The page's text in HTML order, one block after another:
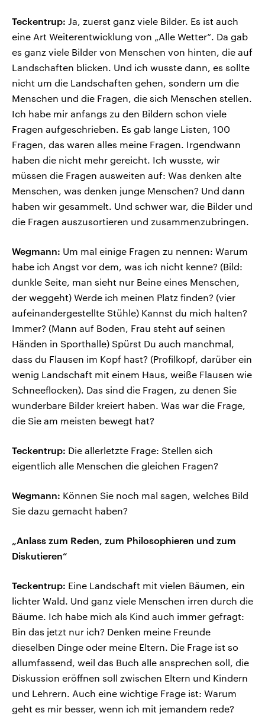
Teckentrup: Ja, zuerst ganz viele Bilder. Es ist auch
eine Art Weiterentwicklung von „Alle Wetter“. Da gab
es ganz viele Bilder von Menschen von hinten, die auf
Landschaften blicken. Und ich wusste dann, es sollte
nicht um die Landschaften gehen, sondern um die
Menschen und die Fragen, die sich Menschen stellen.
Ich habe mir anfangs zu den Bildern schon viele
Fragen aufgeschrieben. Es gab lange Listen, 100
Fragen, das waren alles meine Fragen. Irgendwann
haben die nicht mehr gereicht. Ich wusste, wir
müssen die Fragen ausweiten auf: Was denken alte
Menschen, was denken junge Menschen? Und dann
haben wir gesammelt. Und schwer war, die Bilder und
die Fragen auszusortieren und zusammenzubringen.
Wegmann: Um mal einige Fragen zu nennen: Warum
habe ich Angst vor dem, was ich nicht kenne? (Bild:
dunkle Seite, man sieht nur Beine eines Menschen,
der weggeht) Werde ich meinen Platz finden? (vier
aufeinandergestellte Stühle) Kannst du mich halten?
Immer? (Mann auf Boden, Frau steht auf seinen
Händen in Sporthalle) Spürst Du auch manchmal,
dass du Flausen im Kopf hast? (Profilkopf, darüber ein
wenig Landschaft mit einem Haus, weiße Flausen wie
Schneeflocken). Das sind die Fragen, zu denen Sie
wunderbare Bilder kreiert haben. Was war die Frage,
die Sie am meisten bewegt hat?
Teckentrup: Die allerletzte Frage: Stellen sich
eigentlich alle Menschen die gleichen Fragen?
Wegmann: Können Sie noch mal sagen, welches Bild
Sie dazu gemacht haben?
„Anlass zum Reden, zum Philosophieren und zum
Diskutieren“
Teckentrup: Eine Landschaft mit vielen Bäumen, ein
lichter Wald. Und ganz viele Menschen irren durch die
Bäume. Ich habe mich als Kind auch immer gefragt:
Bin das jetzt nur ich? Denken meine Freunde
dieselben Dinge oder meine Eltern. Die Frage ist so
allumfassend, weil das Buch alle ansprechen soll, die
Diskussion eröffnen soll zwischen Eltern und Kindern
und Lehrern. Auch eine wichtige Frage ist: Warum
geht es mir besser, wenn ich mit jemandem rede?